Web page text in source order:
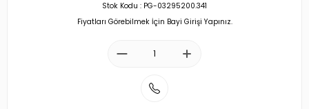
Stok Kodu : PG-03295200.341
Fiyatları Görebilmek İçin Bayi Girişi Yapınız.